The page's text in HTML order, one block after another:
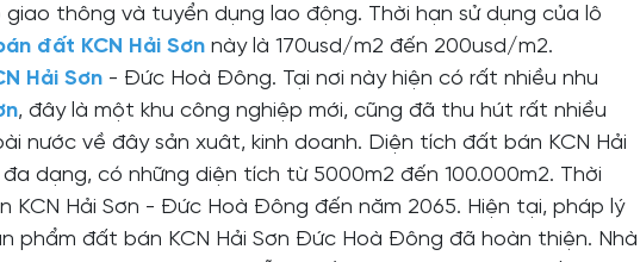
thông và tuyển dụng lao động. Thời hạn sử dụng của lô
đất KCN Hải Sơn này là 170usd/m2 đến 200usd/m2.
Hải Sơn - Đức Hoà Đông. Tại nơi này hiện có rất nhiều nhu
, đây là một khu công nghiệp mới, cũng đã thu hút rất nhiều
nước về đây sản xuât, kinh doanh. Diện tích đất bán KCN Hải
dạng, có những diện tích từ 5000m2 đến 100.000m2. Thời
KCN Hải Sơn - Đức Hoà Đông đến năm 2065. Hiện tại, pháp lý
phẩm đất bán KCN Hải Sơn Đức Hoà Đông đã hoàn thiện. Nhà